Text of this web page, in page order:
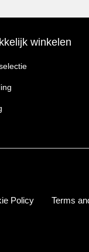
winkelen
Policy Terms